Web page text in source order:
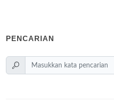
PENCARIAN